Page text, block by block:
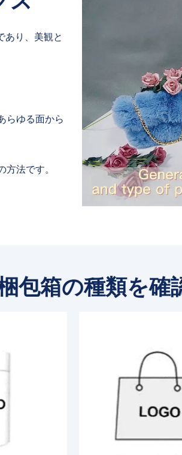
あり、美観と
らゆる面から
法です。
包箱の種類を確